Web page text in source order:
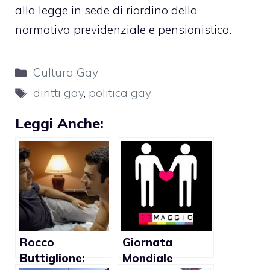
alla legge in sede di riordino della
normativa previdenziale e pensionistica.
Categorie
Cultura Gay
Tag
diritti gay, politica gay
Leggi Anche:
Rocco
Buttiglione:
Giornata
Mondiale